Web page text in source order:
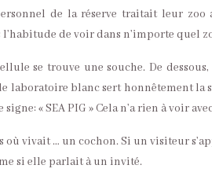
de la réserve traitait leur zoo
de voir dans n’importe quel
se trouve une souche. De
laboratoire blanc sert honnêtement
« SEA PIG » Cela n’a rien à voir
où vivait … un cochon. Si un visiteur
si elle parlait à un invité.